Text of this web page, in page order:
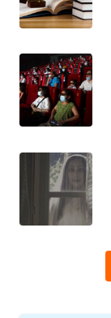
WN
WN
CIANJUR
KEPULAUAN
SERIBU
WN